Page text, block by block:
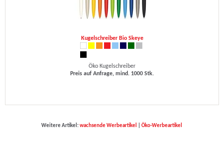
Kugelschreiber Bio Skeye
Öko Kugelschreiber
Preis auf Anfrage, mind. 1000 Stk.
Weitere Artikel:wachsende Werbeartikel Öko-Werbeartikel